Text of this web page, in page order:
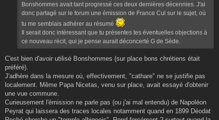
Bonshommes avait tant progressé ces deux dernières décennies. J'ai
donc partagé sur le forum une émission de France Cul sur le sujet, où
tu me semblais adhérer au résumé
Il serait donc intéressant que tu présentes tes éventuelles objections à
ce nouveau récit, qui je pense aurait déconcerté G de Sède.
C'est bien d'avoir utilisé Bonshommes (sur place bons chrétiens était
préféré).
J'adhère dans la mesure où, effectivement, "cathare" ne se justifie pas
localement. Même Papa Nicetas, venu sur place, avait essayé d'obtenir
une vue commune.
Curieusement l'émission ne parle pas (ou j'ai mal entendu) de Napoléon
Peyrat qui laissera des traces locales notamment quand en 1899 Déodat